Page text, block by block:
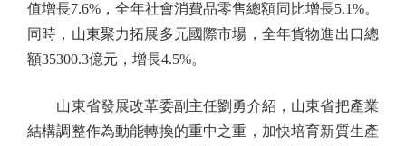
值增長7.6%，全年社會消費品零售總額同比增長5.1%。
同時，山東聚力拓展多元國際市場，全年貨物進出口總
額35300.3億元，增長4.5%。
山東省發展改革委副主任劉勇介紹，山東省把產業
結構調整作為動能轉換的重中之重，加快培育新質生產